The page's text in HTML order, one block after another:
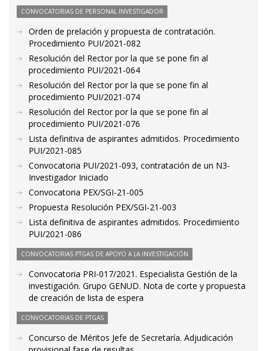
CONVOCATORIAS DE PERSONAL INVESTIGADOR
Orden de prelación y propuesta de contratación.
Procedimiento PUI/2021-082
Resolución del Rector por la que se pone fin al
procedimiento PUI/2021-064
Resolución del Rector por la que se pone fin al
procedimiento PUI/2021-074
Resolución del Rector por la que se pone fin al
procedimiento PUI/2021-076
Lista definitiva de aspirantes admitidos. Procedimiento
PUI/2021-085
Convocatoria PUI/2021-093, contratación de un N3-
Investigador Iniciado
Convocatoria PEX/SGI-21-005
Propuesta Resolución PEX/SGI-21-003
Lista definitiva de aspirantes admitidos. Procedimiento
PUI/2021-086
CONVOCATORIAS PTGAS DE APOYO A LA INVESTIGACIÓN
Convocatoria PRI-017/2021. Especialista Gestión de la
investigación. Grupo GENUD. Nota de corte y propuesta
de creación de lista de espera
CONVOCATORIAS DE PTGAS
Concurso de Méritos Jefe de Secretaría. Adjudicación